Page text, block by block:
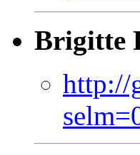
Brigitte
http://